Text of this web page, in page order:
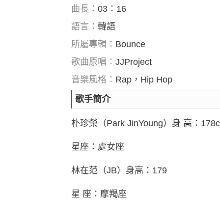
曲長：03：16
語言：韓語
所屬專輯： Bounce
歌曲原唱：JJProject
音樂風格： Rap，Hip Hop
歌手簡介
朴珍榮（Park JinYoung）身 高：
星座：處女座
林在范（JB）身高：179
星 座：摩羯座